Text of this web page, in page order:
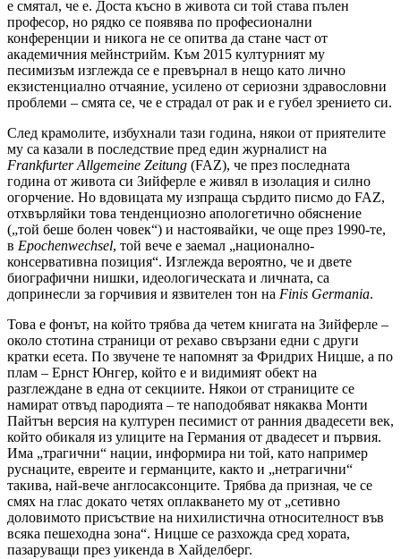
е смятал, че е. Доста късно в живота си той става пълен
професор, но рядко се появява по професионални
конференции и никога не се опитва да стане част от
академичния мейнстрийм. Към 2015 културният му
песимизъм изглежда се е превърнал в нещо като лично
екзистенциално отчаяние, усилено от сериозни здравословни
проблеми – смята се, че е страдал от рак и е губел зрението си.
След крамолите, избухнали тази година, някои от приятелите
му са казали в последствие пред един журналист на
Frankfurter Allgemeine Zeitung (FAZ), че през последната
година от живота си Зийферле е живял в изолация и силно
огорчение. Но вдовицата му изпраща сърдито писмо до FAZ,
отхвърляйки това тенденциозно апологетично обяснение
(„той беше болен човек“) и настоявайки, че още през 1990-те,
в Epochenwechsel, той вече е заемал „национално-
консервативна позиция“. Изглежда вероятно, че и двете
биографични нишки, идеологическата и личната, са
допринесли за горчивия и язвителен тон на Finis Germania.
Това е фонът, на който трябва да четем книгата на Зийферле –
около стотина страници от рехаво свързани едни с други
кратки есета. По звучене те напомнят за Фридрих Ницше, а по
плам – Ернст Юнгер, който е и видимият обект на
разглеждане в една от секциите. Някои от страниците се
намират отвъд пародията – те наподобяват някаква Монти
Пайтън версия на културен песимист от ранния двадесети век,
който обикаля из улиците на Германия от двадесет и първия.
Има „трагични“ нации, информира ни той, като например
руснаците, евреите и германците, както и „нетрагични“
такива, най-вече англосаксонците. Трябва да призная, че се
смях на глас докато четях оплакването му от „сетивно
доловимото присъствие на нихилистична относителност във
всяка пешеходна зона“. Ницше се разхожда сред хората,
пазаруващи през уикенда в Хайделберг.